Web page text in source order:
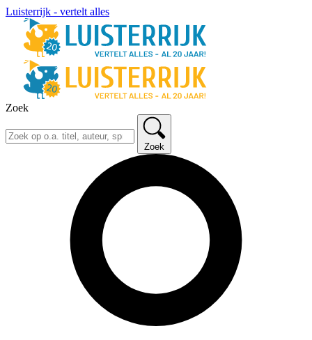
Luisterrijk - vertelt alles
Zoek
Zoek